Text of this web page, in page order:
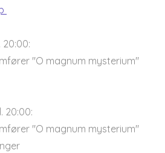
20:00:
"O magnum mysterium"
20:00:
"O magnum mysterium"